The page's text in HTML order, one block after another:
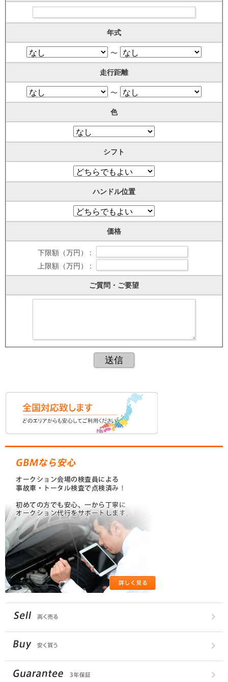
年式
〜
走行距離
〜
色
シフト
ハンドル位置
価格
下限額（万円） :
上限額（万円） :
ご質問・ご要望